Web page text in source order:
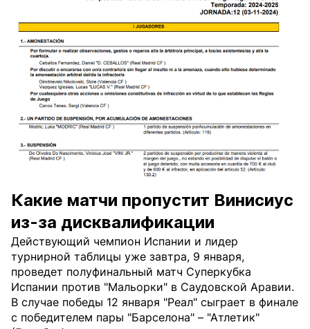
Какие матчи пропустит Винисиус
из-за дисквалификации
Действующий чемпион Испании и лидер
турнирной таблицы уже завтра, 9 января,
проведет полуфинальный матч Суперкубка
Испании против "Мальорки" в Саудовской Аравии.
В случае победы 12 января "Реал" сыграет в финале
с победителем пары "Барселона" – "Атлетик"